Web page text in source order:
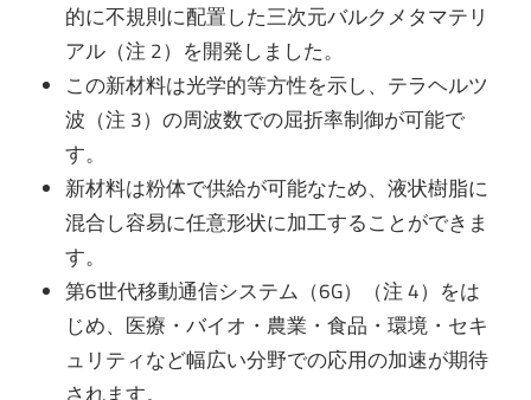
的に不規則に配置した三次元バルクメタマテリ
アル（注 2）を開発しました。
この新材料は光学的等方性を示し、テラヘルツ
波（注 3）の周波数での屈折率制御が可能で
す。
新材料は粉体で供給が可能なため、液状樹脂に
混合し容易に任意形状に加工することができま
す。
第6世代移動通信システム（6G）（注 4）をは
じめ、医療・バイオ・農業・食品・環境・セキ
ュリティなど幅広い分野での応用の加速が期待